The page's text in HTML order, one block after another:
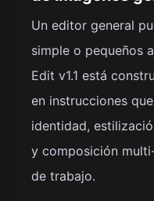
Un editor general
simple o pequeños
Edit v1.1 está
en instrucciones
identidad,
y composición
de trabajo.